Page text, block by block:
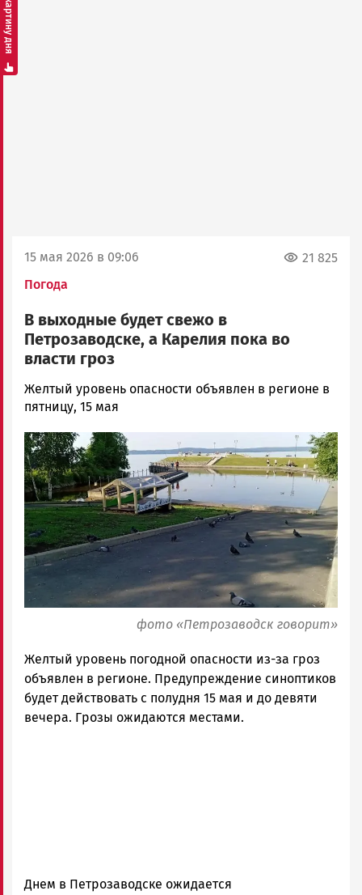
15 мая 2026 в 09:06
Погода
21 825
В выходные будет свежо в
Петрозаводске, а Карелия пока во
власти гроз
Корректор
Новости
и
Карелии
|
Петрозаводск
ГОВОРИТ
Желтый уровень опасности объявлен в регионе в
пятницу, 15 мая
Image
фото «Петрозаводск говорит»
Желтый уровень погодной опасности из-за гроз
объявлен в регионе. Предупреждение синоптиков
будет действовать с полудня 15 мая и до девяти
вечера. Грозы ожидаются местами.
Днем в Петрозаводске ожидается